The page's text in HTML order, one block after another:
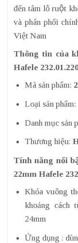
đến tâm lỗ ruột
và phân phối
Việt Nam
Thông tin của
Hafele
Mã sản phẩm:
Loại sản phẩm:
Danh mục sản
Thương hiệu:
Tính năng nổi
22mm Hafele
Khóa vuông
khoảng cách
24mm
Ứng dụng :